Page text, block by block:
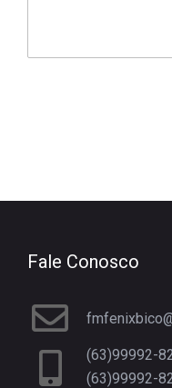
Fale Conosco
(63)99992-
(63)99992-